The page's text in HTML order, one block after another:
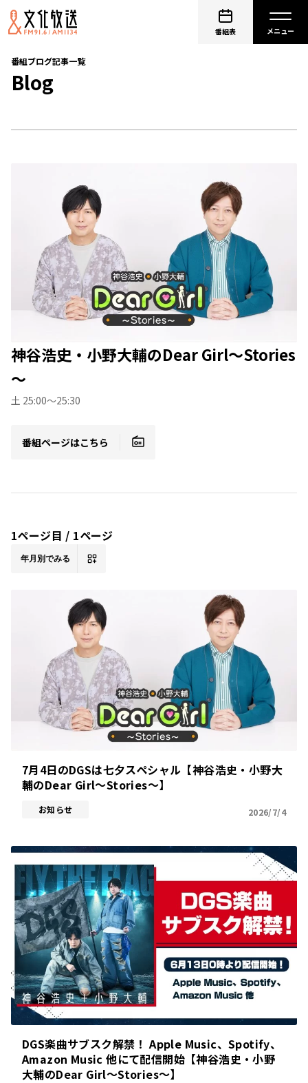
番組表
番組ブログ記事一覧
Blog
神谷浩史・小野大輔のDear Girl～Stories
～
土 25:00～25:30
番組ページはこちら
1ページ目 / 1ページ
7月4日のDGSは七夕スペシャル【神谷浩史・小野大
輔のDear Girl～Stories～】
お知らせ 2026/7/4
DGS楽曲サブスク解禁！ Apple Music、Spotify、
Amazon Music 他にて配信開始【神谷浩史・小野
大輔のDear Girl〜Stories〜】